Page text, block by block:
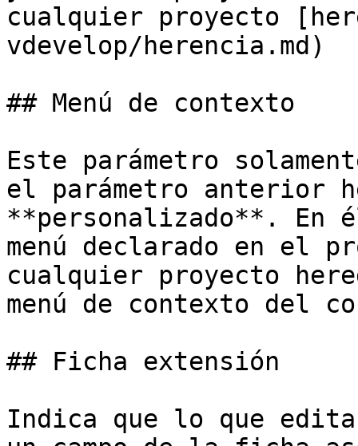
cualquier proyecto
vdevelop/herencia.md)
## Menú de contexto
Este parámetro
el parámetro anterior
**personalizado**. En
menú declarado en el
cualquier proyecto
menú de contexto del
## Ficha extensión
Indica que lo que